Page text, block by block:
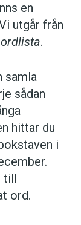
en
utgår från
.
samla
sådan
hittar du
i
till
ord.